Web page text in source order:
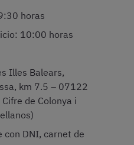
horas
10:00 horas
Illes Balears,
km 7.5 – 07122
de Colonya i
con DNI, carnet de